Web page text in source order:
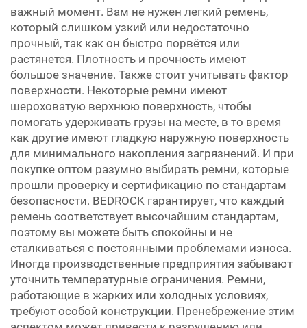
важный момент. Вам не нужен легкий ремень,
который слишком узкий или недостаточно
прочный, так как он быстро порвётся или
растянется. Плотность и прочность имеют
большое значение. Также стоит учитывать фактор
поверхности. Некоторые ремни имеют
шероховатую верхнюю поверхность, чтобы
помогать удерживать грузы на месте, в то время
как другие имеют гладкую наружную поверхность
для минимального накопления загрязнений. И при
покупке оптом разумно выбирать ремни, которые
прошли проверку и сертификацию по стандартам
безопасности. BEDROCK гарантирует, что каждый
ремень соответствует высочайшим стандартам,
поэтому вы можете быть спокойны и не
сталкиваться с постоянными проблемами износа.
Иногда производственные предприятия забывают
уточнить температурные ограничения. Ремни,
работающие в жарких или холодных условиях,
требуют особой конструкции. Пренебрежение этим